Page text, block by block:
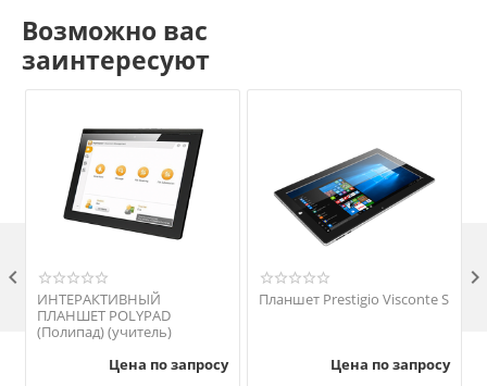
Возможно вас
заинтересуют
ИНТЕРАКТИВНЫЙ
ПЛАНШЕТ POLYPAD
(Полипад) (учитель)
Цена по запросу
Планшет Prestigio Visconte S
Цена по запросу
 